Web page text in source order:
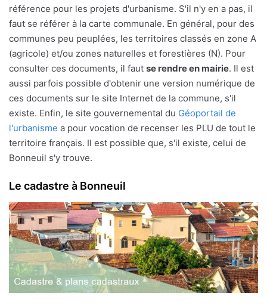
référence pour les projets d'urbanisme. S'il n'y en a pas, il
faut se référer à la carte communale. En général, pour des
communes peu peuplées, les territoires classés en zone A
(agricole) et/ou zones naturelles et forestières (N). Pour
consulter ces documents, il faut se rendre en mairie. Il est
aussi parfois possible d'obtenir une version numérique de
ces documents sur le site Internet de la commune, s'il
existe. Enfin, le site gouvernemental du Géoportail de
l'urbanisme a pour vocation de recenser les PLU de tout le
territoire français. Il est possible que, s'il existe, celui de
Bonneuil s'y trouve.
Le cadastre à Bonneuil